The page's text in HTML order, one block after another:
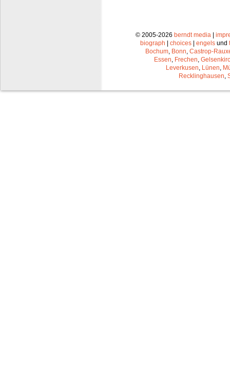
© 2005-2026 berndt media |
biograph | choices | engels und
Bochum Bonn Castrop-
Essen Frechen
Leverkusen Lünen
Recklinghausen